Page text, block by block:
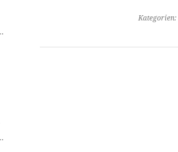
Kategorien: